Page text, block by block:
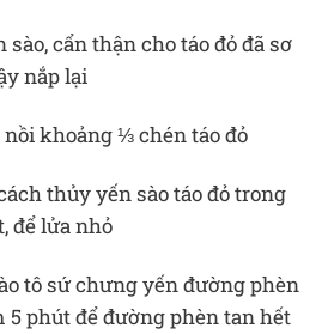
cẩn thận cho táo đỏ đã sơ
nắp lại
khoảng ⅓ chén táo đỏ
thủy yến sào táo đỏ trong
để lửa nhỏ
tô sứ chưng yến đường phèn
5 phút để đường phèn tan hết